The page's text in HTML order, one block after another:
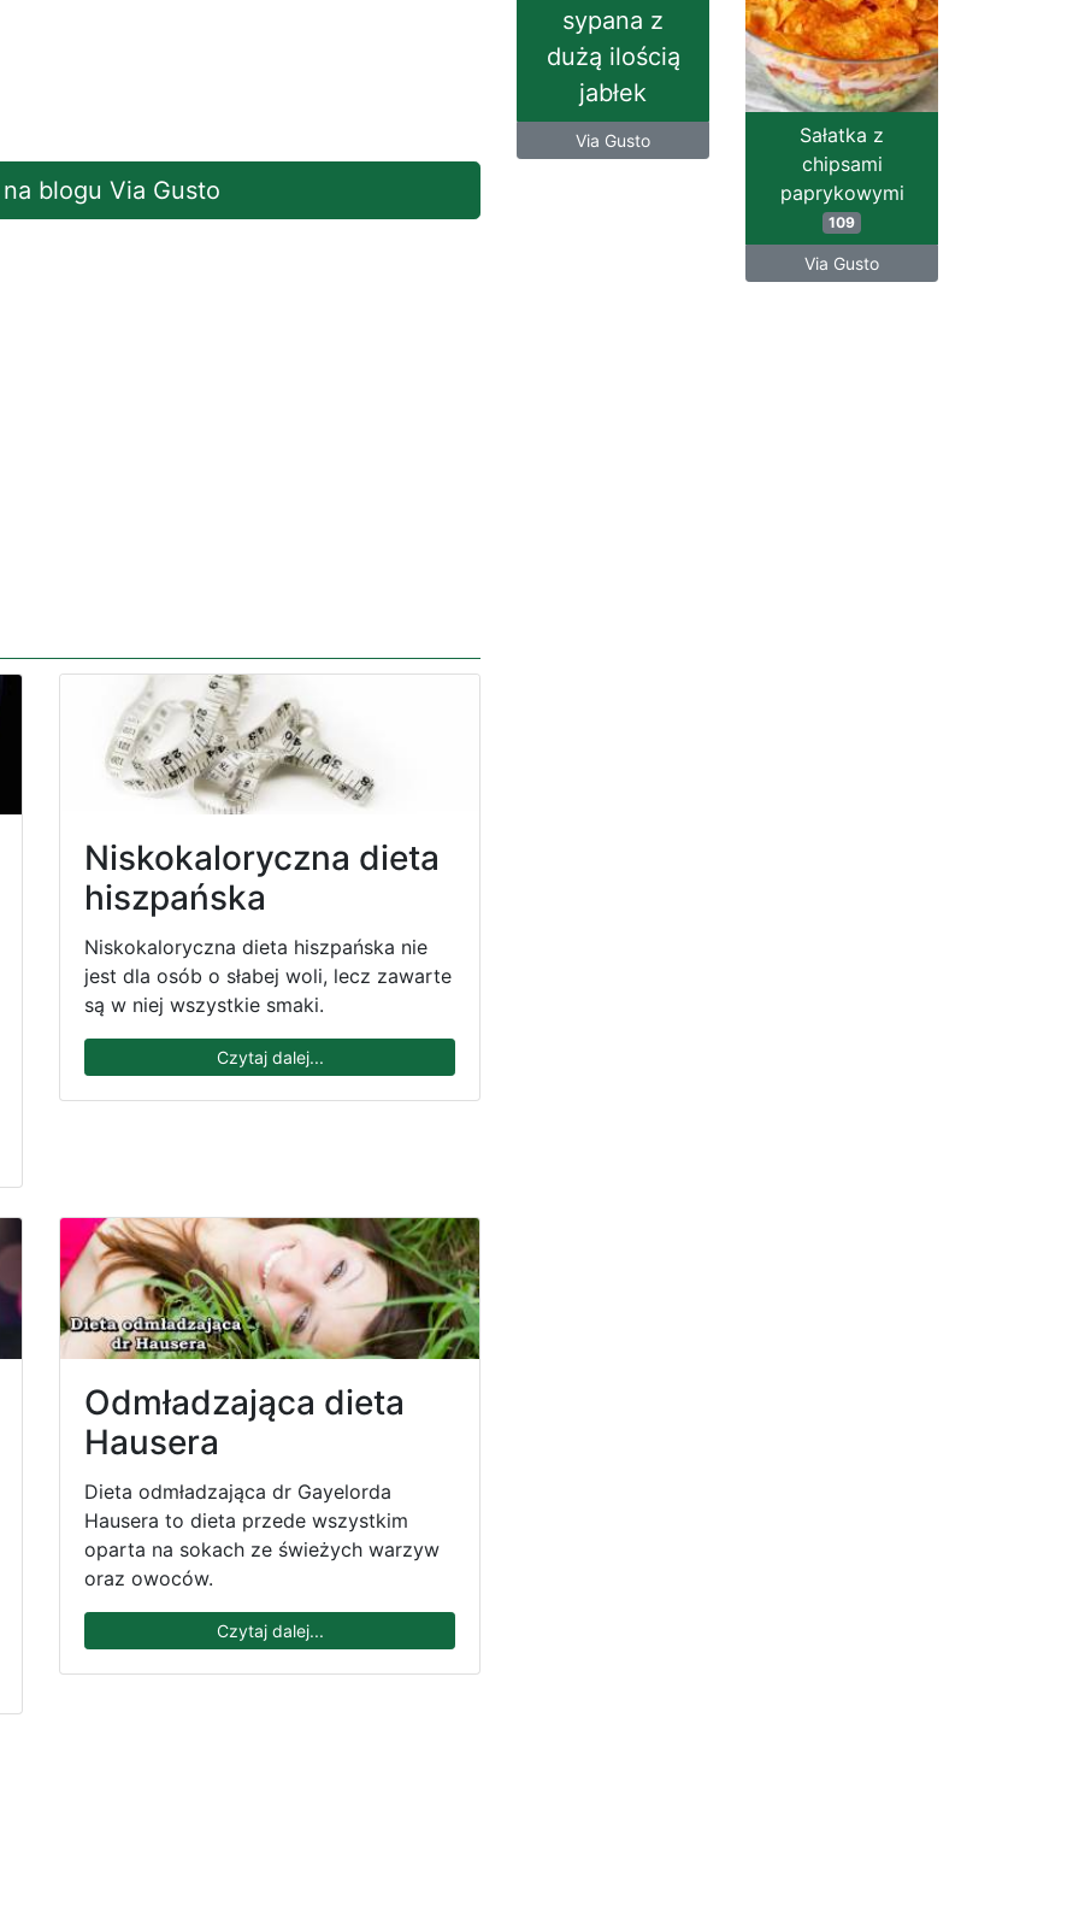
blogu Via Gusto
Niskokaloryczna dieta
hiszpańska
Niskokaloryczna dieta hiszpańska nie
jest dla osób o słabej woli, lecz zawarte
są w niej wszystkie smaki.
Czytaj dalej...
Odmładzająca dieta
Hausera
Dieta odmładzająca dr Gayelorda
Hausera to dieta przede wszystkim
oparta na sokach ze świeżych warzyw
oraz owoców.
Czytaj dalej...
Sałatka z
chipsami
paprykowymi
109
Via Gusto
sypana z
dużą ilością
jabłek
Via Gusto